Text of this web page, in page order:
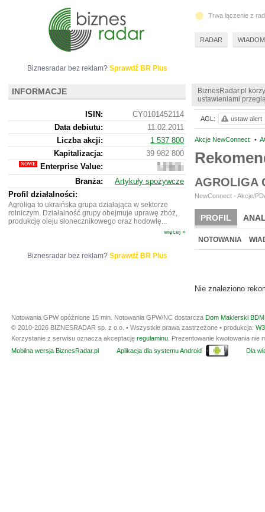
BiznesRadar.pl
ustawieniami
Akcje NewConnect •
AGROLIGA
NewConnect - Akcje/
PROFIL
BR LAB
NOTOWANIA
Nie znaleziono
AGL: ustaw alert
Biznesradar bez reklam? Sprawdź BR Plus
INFORMACJE
ISIN:
CY0101452114
Data debiutu:
11.02.2011
Liczba akcji:
1 537 800
Kapitalizacja:
39 982 800
Enterprise Value:
217
404
Branża:
Artykuły spożywcze
Profil działalności:
Agroliga to ukraińska grupa działająca w sektorze
rolniczym. Działalność grupy obejmuje uprawę zbóż,
produkcję oleju słonecznikowego oraz hodowlę...
więcej »
Biznesradar bez reklam? Sprawdź BR Plus
Trwa łączenie z
RADAR
Notowania GPW opóźnione 15 min. Notowania GPW/NC dostarcza Dom Maklerski
© 2010-2026 BIZNESRADAR sp. z o.o. • Wszystkie prawa zastrzeżone • produkcja:
Korzystanie z serwisu oznacza akceptację regulaminu . Prezentowanie kwotowania
Mobilna wersja BiznesRadar.pl
Aplikacja dla systemu Android Dla